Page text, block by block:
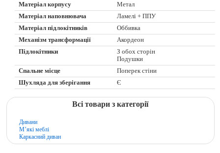
Матеріал корпусу
Метал
Матеріал наповнювача
Ламелі + ППУ
Матеріал підлокітників
Оббивка
Механізм трансформації
Акордеон
Підлокітники
З обох сторін
Подушки
Спальне місце
Поперек стіни
Шухляда для зберігання
Є
Всі товари з категорії
Дивани
М’які меблі
Каркасний диван